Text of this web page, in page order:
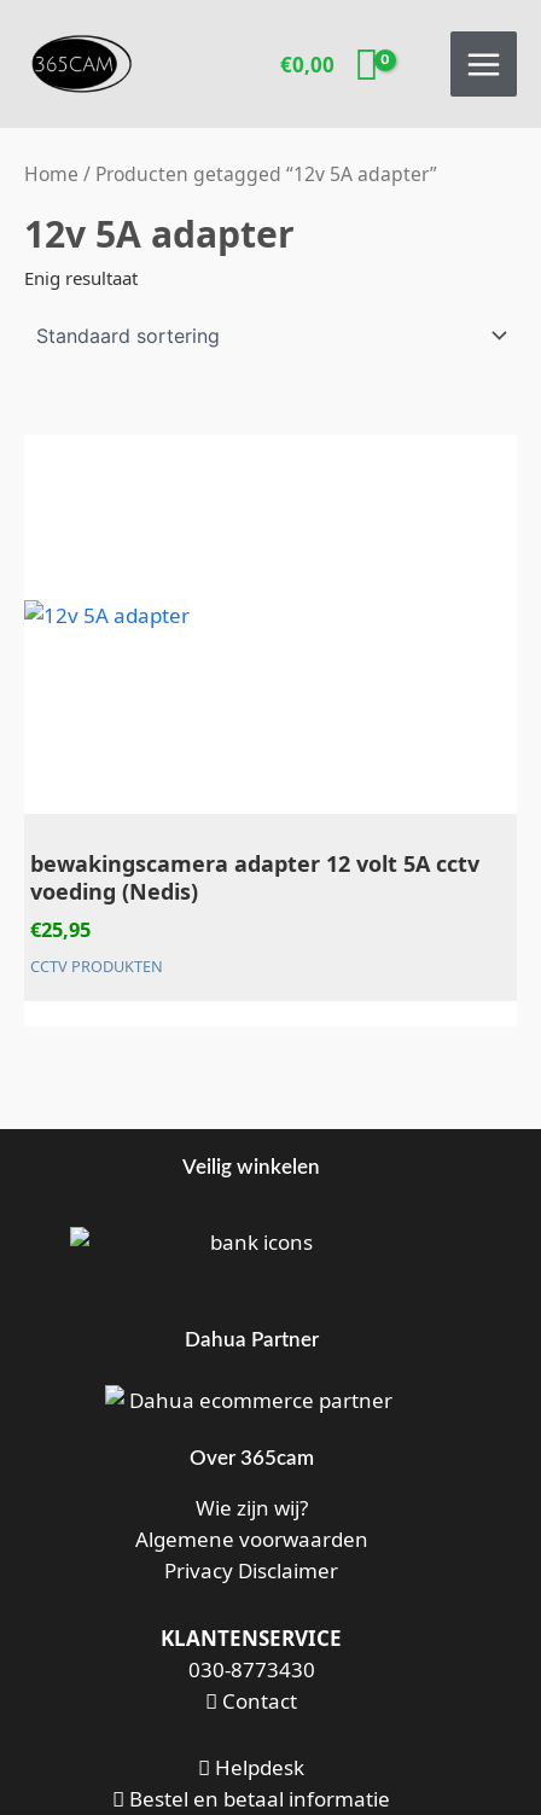
naar
€0,00
Home / Producten getagged “12v 5A adapter”
12v 5A adapter
Enig resultaat
bewakingscamera adapter 12 volt 5A cctv
voeding (Nedis)
€25,95
CCTV PRODUKTEN
Veilig winkelen
Dahua Partner
Over 365cam
Wie zijn wij?
Algemene voorwaarden
Privacy Disclaimer
KLANTENSERVICE
030-8773430
Contact
Helpdesk
Bestel en betaal informatie